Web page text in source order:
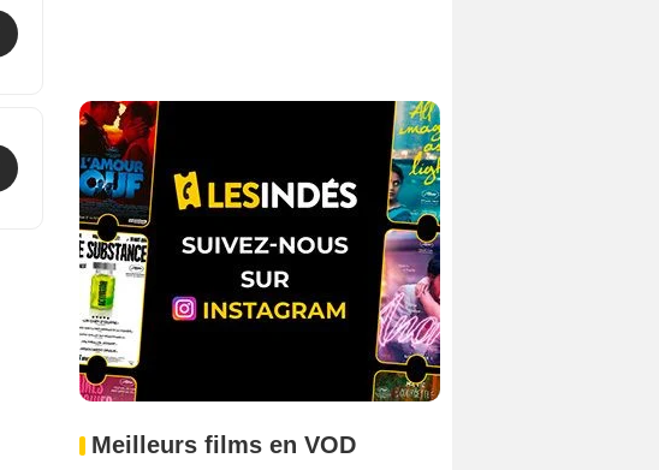
Meilleurs films en VOD